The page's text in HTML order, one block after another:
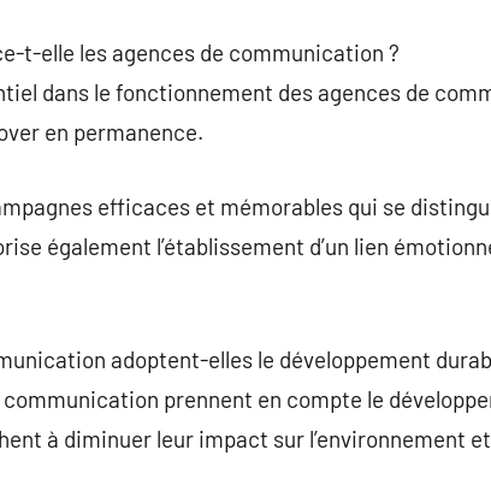
t-elle les agences de communication ?
dans le fonctionnement des agences de
en permanence.
efficaces et mémorables qui se
également l’établissement d’un lien
adoptent-elles le développement
communication prennent en compte le
à diminuer leur impact sur l’environnement